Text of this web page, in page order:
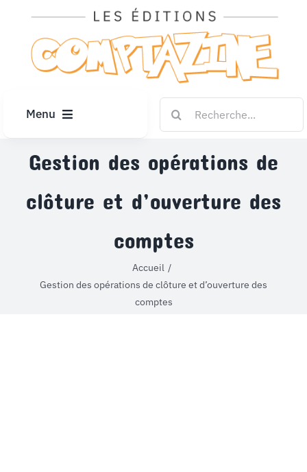
contenu
Menu
ACCUEIL
ARTICLES
LE KIOSQUE
Gestion des opérations de
clôture et d’ouverture des
comptes
Accueil
Gestion des opérations de clôture et d’ouverture des
comptes